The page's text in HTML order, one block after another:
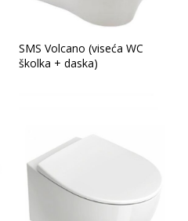
SMS Volcano (viseća WC
školka + daska)